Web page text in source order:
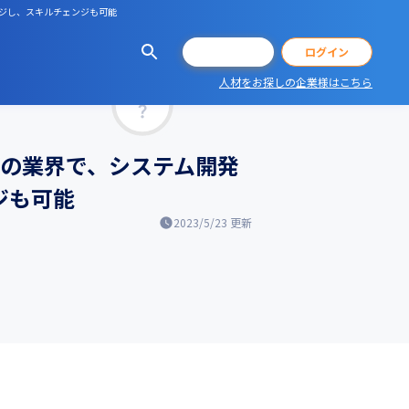
し、スキルチェンジも可能
ログイン
人材をお探しの企業様はこちら
業界で、システム開発
も可能
2023/5/23 更新